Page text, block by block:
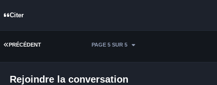
Citer
PREMIÈRE PAGE
PRÉCÉDENT PAGE 5 SUR 5
Rejoindre la conversation